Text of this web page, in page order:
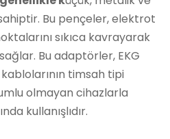
Bu pençeler, elektrot
sıkıca kavrayarak
Bu adaptörler, EKG
timsah tipi
olmayan cihazlarla
kullanışlıdır.